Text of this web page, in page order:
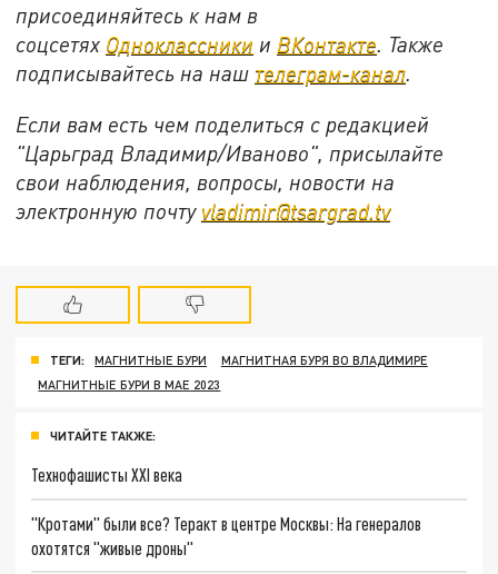
присоединяйтесь к нам в
соцсетях Одноклассники и ВКонтакте. Также
подписывайтесь на наш телеграм-канал.
Если вам есть чем поделиться с редакцией
"Царьград Владимир/Иваново", присылайте
свои наблюдения, вопросы, новости на
электронную почту vladimir@tsargrad.tv
ТЕГИ: МАГНИТНЫЕ БУРИ
МАГНИТНАЯ БУРЯ ВО ВЛАДИМИРЕ
МАГНИТНЫЕ БУРИ В МАЕ 2023
ЧИТАЙТЕ ТАКЖЕ:
Технофашисты XXI века
"Кротами" были все? Теракт в центре Москвы: На генералов
охотятся "живые дроны"